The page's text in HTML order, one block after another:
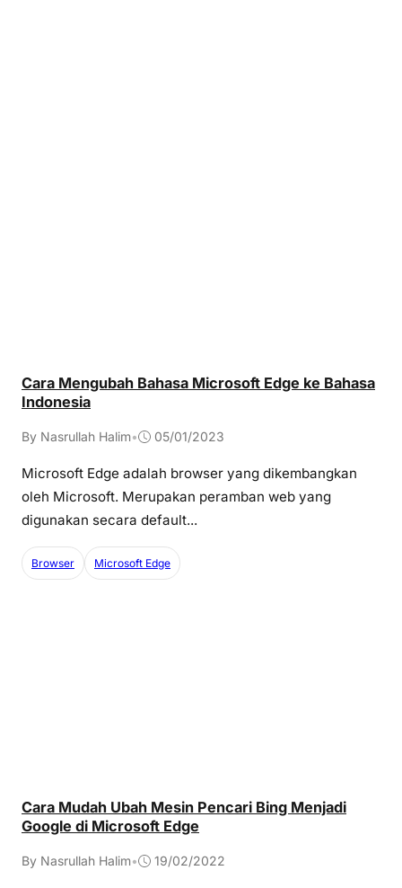
Cara Mengubah Bahasa Microsoft Edge ke Bahasa
Indonesia
By Nasrullah Halim• 05/01/2023
Microsoft Edge adalah browser yang dikembangkan
oleh Microsoft. Merupakan peramban web yang
digunakan secara default...
Browser Microsoft Edge
Cara Mudah Ubah Mesin Pencari Bing Menjadi
Google di Microsoft Edge
By Nasrullah Halim• 19/02/2022